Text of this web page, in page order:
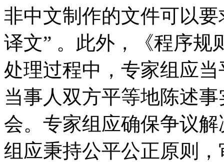
非中文制作的文件可以
译文” 。此外，《程序规
处理过程中，专家组应
当事人双方平等地陈述
会。专家组应确保争议
组应秉持公平公正原则